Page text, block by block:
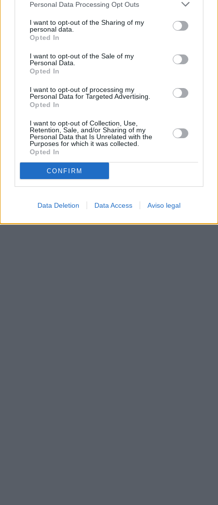
negar su consentimiento. Tenga en cuenta que algún
de su consentimiento, pero usted tiene el derecho de
rechazar tal procesamiento. Sus preferencias se aplicarán
cualquier momento entrando de nuevo en este sitio web o
visitando nuestra política de privacidad.
Personal Data Processing Opt Outs
I want to opt-out of the Sharing of my
personal data.
Opted In
I want to opt-out of the Sale of my
Personal Data.
Opted In
I want to opt-out of processing my
Personal Data for Targeted Advertising.
Opted In
I want to opt-out of Collection, Use,
Retention, Sale, and/or Sharing of my
Personal Data that Is Unrelated with the
Purposes for which it was collected.
Opted In
CONFIRM
Data Deletion Data Access Aviso legal